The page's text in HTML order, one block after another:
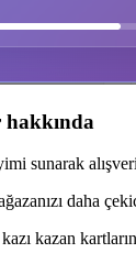
sunarak
daha
kazan